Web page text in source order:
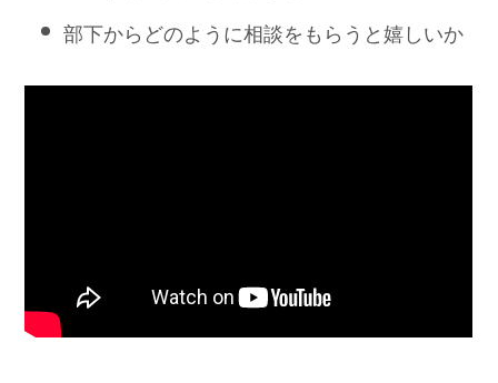
部下からどのように相談をもらうと嬉しいか